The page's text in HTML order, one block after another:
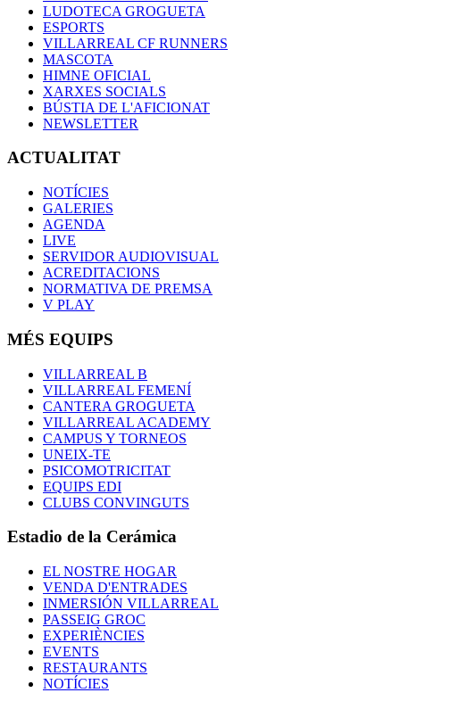
LUDOTECA GROGUETA
ESPORTS
VILLARREAL CF RUNNERS
MASCOTA
HIMNE OFICIAL
XARXES SOCIALS
BÚSTIA DE L'AFICIONAT
NEWSLETTER
ACTUALITAT
NOTÍCIES
GALERIES
AGENDA
LIVE
SERVIDOR AUDIOVISUAL
ACREDITACIONS
NORMATIVA DE PREMSA
V PLAY
MÉS EQUIPS
VILLARREAL B
VILLARREAL FEMENÍ
CANTERA GROGUETA
VILLARREAL ACADEMY
CAMPUS Y TORNEOS
UNEIX-TE
PSICOMOTRICITAT
EQUIPS EDI
CLUBS CONVINGUTS
Estadio de la Cerámica
EL NOSTRE HOGAR
VENDA D'ENTRADES
INMERSIÓN VILLARREAL
PASSEIG GROC
EXPERIÈNCIES
EVENTS
RESTAURANTS
NOTÍCIES